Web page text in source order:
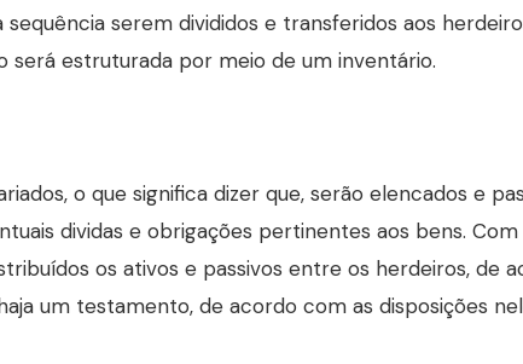
serem divididos e transferidos aos
será estruturada por meio de um inventário.
o que significa dizer que, serão elencados e
dividas e obrigações pertinentes aos bens. Com
os ativos e passivos entre os herdeiros, de
um testamento, de acordo com as disposições